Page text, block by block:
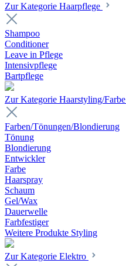
Zur Kategorie Haarpflege
Shampoo
Conditioner
Leave in Pflege
Intensivpflege
Bartpflege
Zur Kategorie Haarstyling/Farbe
Farben/Tönungen/Blondierung
Tönung
Blondierung
Entwickler
Farbe
Haarspray
Schaum
Gel/Wax
Dauerwelle
Farbfestiger
Weitere Produkte Styling
Zur Kategorie Elektro